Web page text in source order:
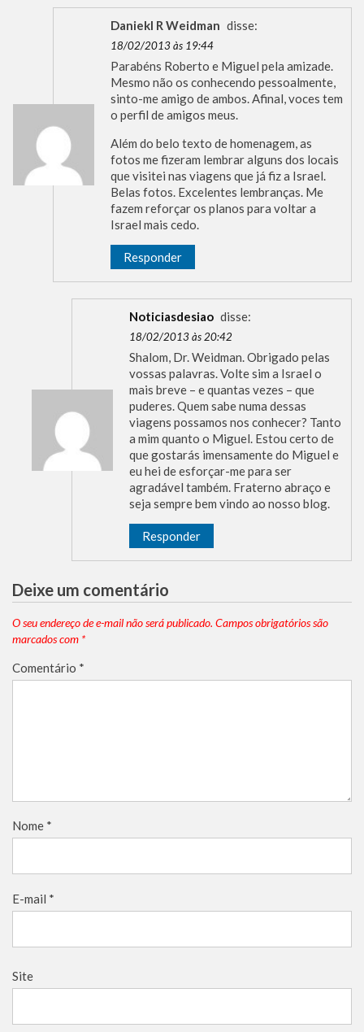
Daniekl R Weidman disse:
18/02/2013 às 19:44
Parabéns Roberto e Miguel pela amizade.
Mesmo não os conhecendo pessoalmente,
sinto-me amigo de ambos. Afinal, voces tem
o perfil de amigos meus.
Além do belo texto de homenagem, as
fotos me fizeram lembrar alguns dos locais
que visitei nas viagens que já fiz a Israel.
Belas fotos. Excelentes lembranças. Me
fazem reforçar os planos para voltar a
Israel mais cedo.
Responder
Noticiasdesiao disse:
18/02/2013 às 20:42
Shalom, Dr. Weidman. Obrigado pelas
vossas palavras. Volte sim a Israel o
mais breve – e quantas vezes – que
puderes. Quem sabe numa dessas
viagens possamos nos conhecer? Tanto
a mim quanto o Miguel. Estou certo de
que gostarás imensamente do Miguel e
eu hei de esforçar-me para ser
agradável também. Fraterno abraço e
seja sempre bem vindo ao nosso blog.
Responder
Deixe um comentário
O seu endereço de e-mail não será publicado. Campos obrigatórios são
marcados com *
Comentário *
Nome *
E-mail *
Site